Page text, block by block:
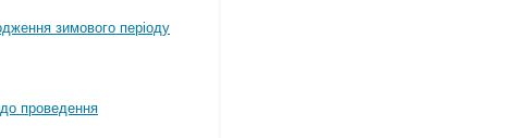
зимового періоду
проведення